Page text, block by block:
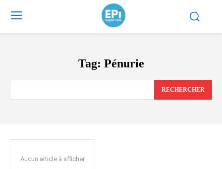
Tag: Pénurie
RECHERCHER
Aucun article à afficher